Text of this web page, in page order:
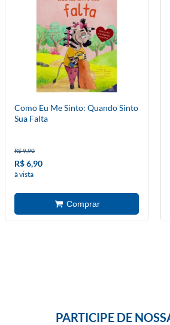
Como Eu Me Sinto: Quando Sinto
Sua Falta
R$ 9,90
R$ 6,90
à vista
PARTICIPE DE